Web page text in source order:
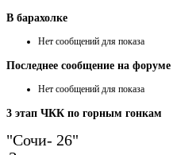
В барахолке
Нет сообщений для показа
Последнее сообщение на форуме
Нет сообщений для показа
3 этап ЧКК по горным гонкам
"Сочи- 26"